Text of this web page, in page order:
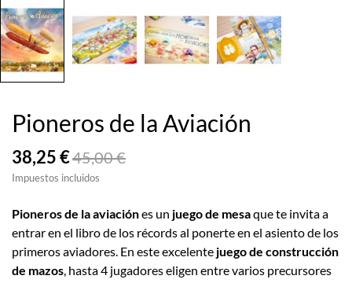
Pioneros de la Aviación
38,25 €45,00 €
Impuestos incluidos
Pioneros de la aviaciónes un juego de mesaque te invita a
entrar en el libro de los récords al ponerte en el asiento de los
primeros aviadores. En este excelente juego de construcción
de mazos, hasta 4 jugadores eligen entre varios precursores